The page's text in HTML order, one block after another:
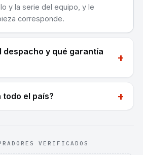
y la serie del equipo, y le
corresponde.
despacho y qué garantía
+
todo el país? +
VERIFICADOS